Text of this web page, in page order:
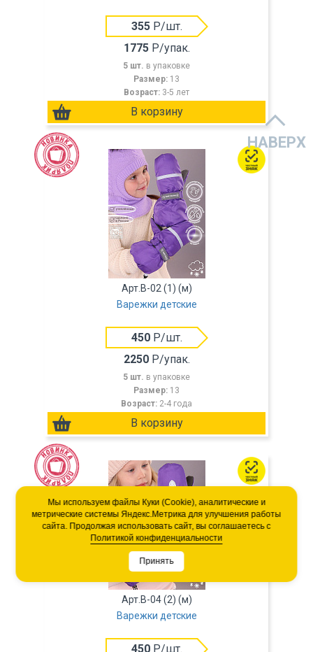
355Р/шт.
1775Р/упак.
5 шт. в упаковке
Размер: 13
Возраст: 3-5 лет
Арт.В-02 (1) (м)
Варежки детские
450Р/шт.
2250Р/упак.
5 шт. в упаковке
Размер: 13
Возраст: 2-4 года
Арт.В-04 (2) (м)
Варежки детские
450Р/шт.
НАВЕРХ
Мы используем файлы Куки (Cookie), аналитические и
метрические системы Яндекс.Метрика для улучшения работы
сайта. Продолжая использовать сайт, вы соглашаетесь с
Политикой конфиденциальности
Принять